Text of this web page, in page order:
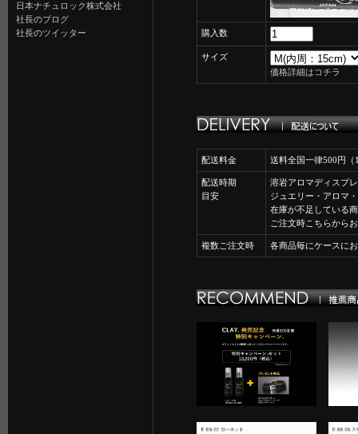
日本ナチュロック株式会社
社長のブログ
社長のツイッター
購入数
サイズ
価格詳細はコチラ
配送料金 送料全国一律500円
配送時期
目安
溶岩アロマディスプ
ジュエリー・アロマ
在庫が不足している
ご注文時こちらから
複数ご注文時 各商品毎にケースに